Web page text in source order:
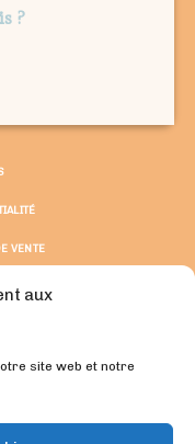
aux
site web et notre
?
VENTE
©
Siegler